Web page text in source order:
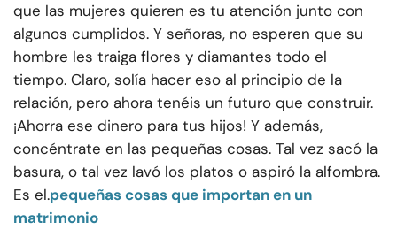
que las mujeres quieren es tu atención junto con
algunos cumplidos. Y señoras, no esperen que su
hombre les traiga flores y diamantes todo el
tiempo. Claro, solía hacer eso al principio de la
relación, pero ahora tenéis un futuro que construir.
¡Ahorra ese dinero para tus hijos! Y además,
concéntrate en las pequeñas cosas. Tal vez sacó la
basura, o tal vez lavó los platos o aspiró la alfombra.
Es el.pequeñas cosas que importan en un
matrimonio